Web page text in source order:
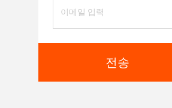
전송